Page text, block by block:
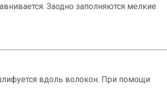
Заодно заполняются мелкие
вдоль волокон. При помощи